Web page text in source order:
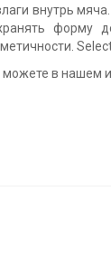
внутрь
форму
в нашем